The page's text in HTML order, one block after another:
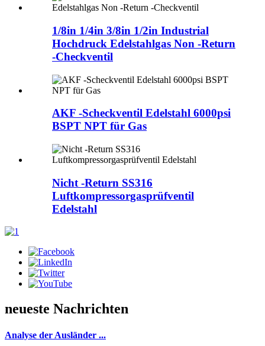
1/8in 1/4in 3/8in 1/2in Industrial
Hochdruck Edelstahlgas Non -Return
-Checkventil
AKF -Scheckventil Edelstahl 6000psi
BSPT NPT für Gas
Nicht -Return SS316
Luftkompressorgasprüfventil
Edelstahl
neueste Nachrichten
Analyse der Ausländer ...